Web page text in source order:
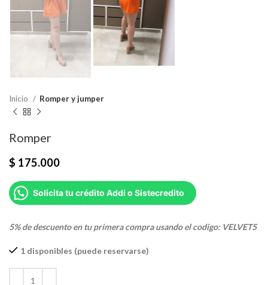
Inicio Romper y jumper
Romper
$ 175.000
Solicita tu crédito Addi o Sistecredito
5% de descuento en tu primera compra usando el codigo: VELVET5
1 disponibles (puede reservarse)